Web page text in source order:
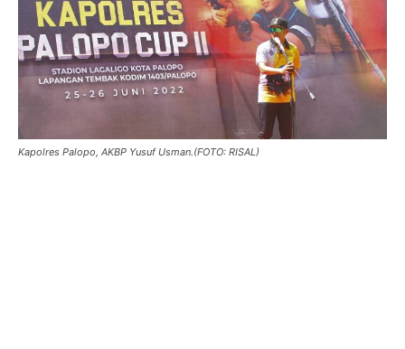
Kapolres Palopo, AKBP Yusuf Usman.(FOTO: RISAL)